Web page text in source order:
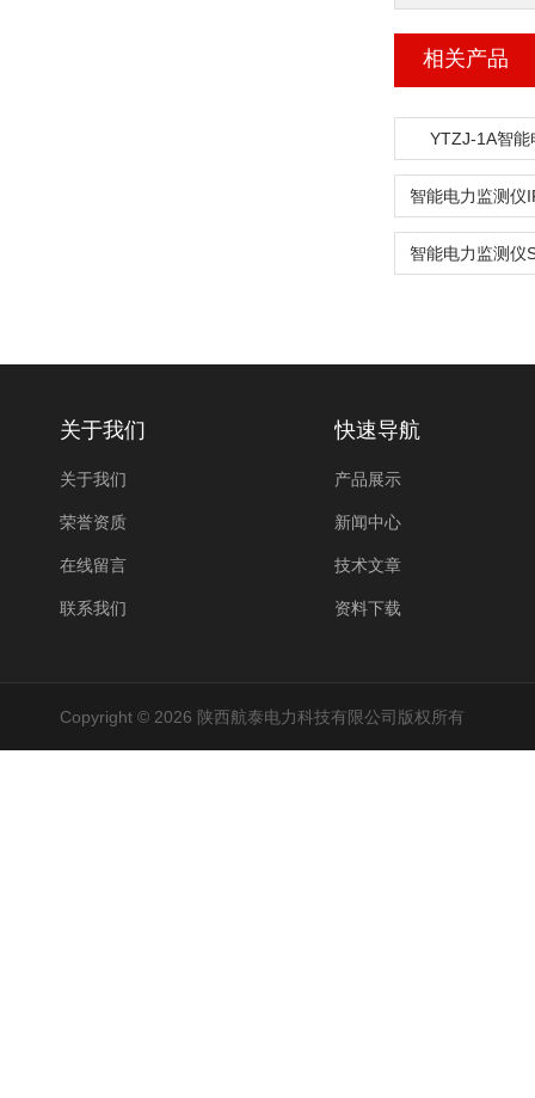
相关产品
YTZJ-1A智能
关于我们
关于我们
荣誉资质
在线留言
联系我们
快速导航
产品展示
新闻中心
技术文章
资料下载
Copyright © 2026 陕西航泰电力科技有限公司版权所有